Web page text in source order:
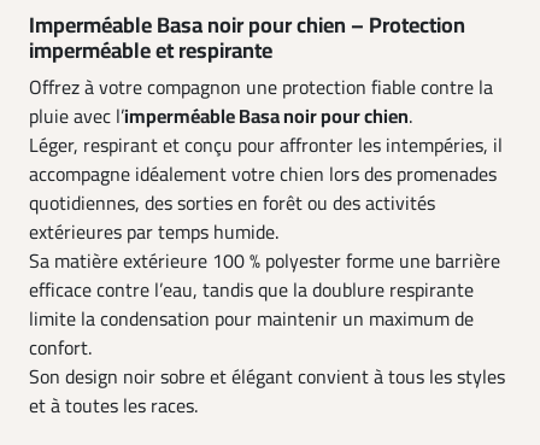
Imperméable Basa noir pour chien – Protection
imperméable et respirante
Offrez à votre compagnon une protection fiable contre la
pluie avec l’imperméable Basa noir pour chien.
Léger, respirant et conçu pour affronter les intempéries, il
accompagne idéalement votre chien lors des promenades
quotidiennes, des sorties en forêt ou des activités
extérieures par temps humide.
Sa matière extérieure 100 % polyester forme une barrière
efficace contre l’eau, tandis que la doublure respirante
limite la condensation pour maintenir un maximum de
confort.
Son design noir sobre et élégant convient à tous les styles
et à toutes les races.